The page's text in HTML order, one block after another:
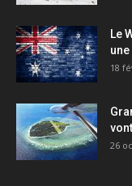
Le
une
18
26